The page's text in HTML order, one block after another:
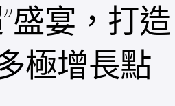
盛宴，打造
極增長點